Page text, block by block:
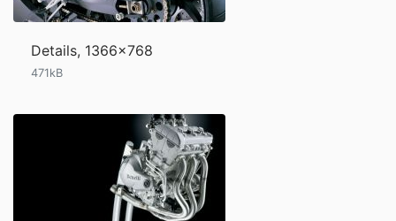
Details, 1366x768
471kB